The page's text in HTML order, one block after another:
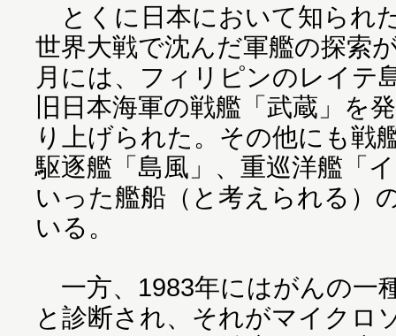
とくに日本において知られ
世界大戦で沈んだ軍艦の探索
月には、フィリピンのレイテ
旧日本海軍の戦艦「武蔵」を
り上げられた。その他にも戦
駆逐艦「島風」、重巡洋艦「
いった艦船（と考えられる）
いる。
一方、1983年にはがんの一
と診断され、それがマイクロ